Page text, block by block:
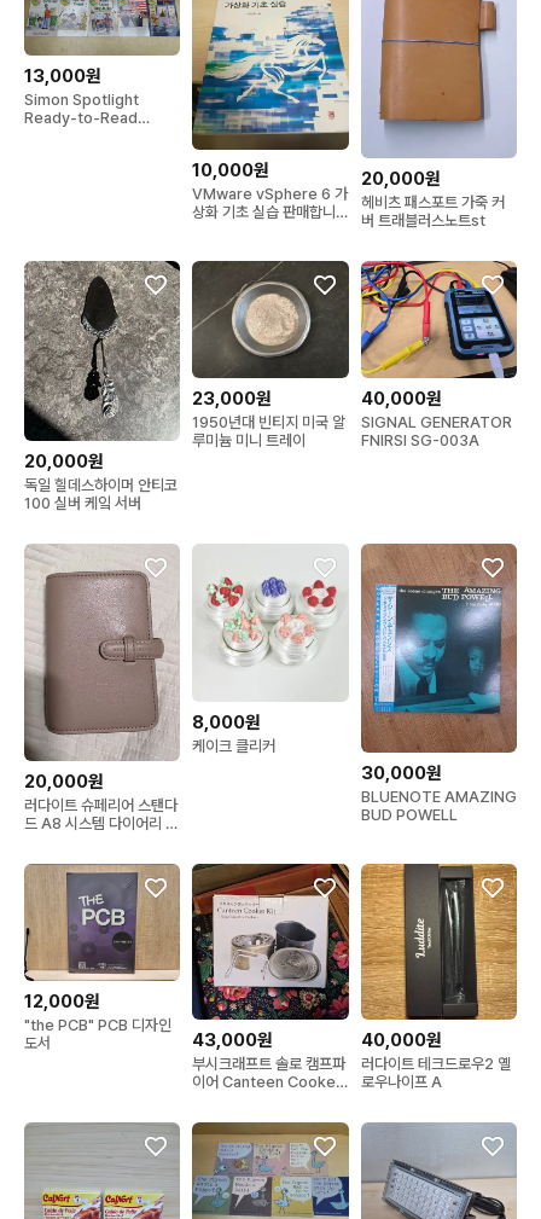
13,000원
Simon Spotlight
Ready-to-Read
10,000원
VMware vSphere 6 가
상화 기초 실습 판매합니
20,000원
헤비츠 패스포트 가죽 커
버 트래블러스노트st
20,000원
독일 힐데스하이머 안티코
100 실버 케잌 서버
23,000원
1950년대 빈티지 미국 알
루미늄 미니 트레이
40,000원
SIGNAL GENERATOR
FNIRSI SG-003A
20,000원
러다이트 슈페리어 스탠다
드 A8 시스템 다이어리 베
8,000원
케이크 클리커
30,000원
BLUENOTE AMAZING
BUD POWELL
12,000원
"the PCB" PCB 디자인
도서
43,000원
부시크래프트 솔로 캠프파
이어 Canteen Cooker
40,000원
러다이트 테크드로우2 옐
로우나이프 A